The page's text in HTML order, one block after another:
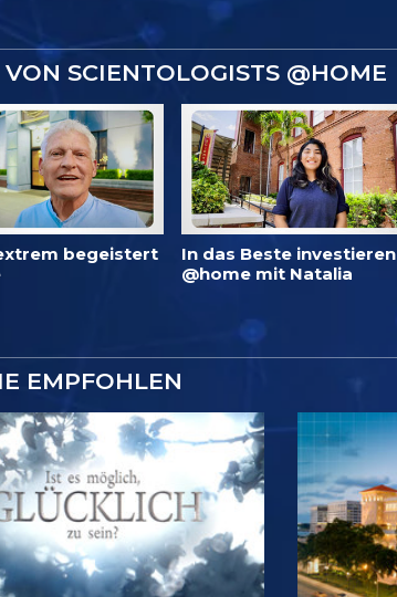
VON SCIENTOLOGISTS @HOME
begeistert
In das Beste investieren
@home mit Natalia
EMPFOHLEN